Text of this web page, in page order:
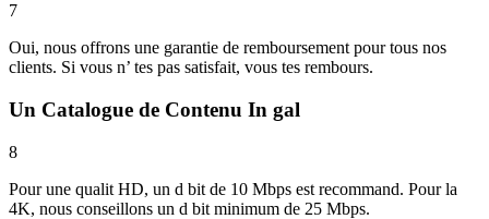
7
Oui, nous offrons une garantie de remboursement pour tous nos
clients. Si vous n’ tes pas satisfait, vous tes rembours.
Un Catalogue de Contenu In gal
8
Pour une qualit HD, un d bit de 10 Mbps est recommand. Pour la
4K, nous conseillons un d bit minimum de 25 Mbps.